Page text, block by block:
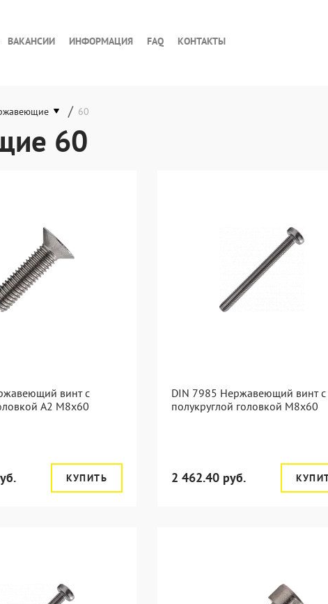
ВАКАНСИИ ИНФОРМАЦИЯ FAQ КОНТАКТЫ
/ 60
60
винт с
А2 М8x60
КУПИТЬ
DIN 7985 Нержавеющий винт с
полукруглой головкой М8х60
2 462.40 руб.